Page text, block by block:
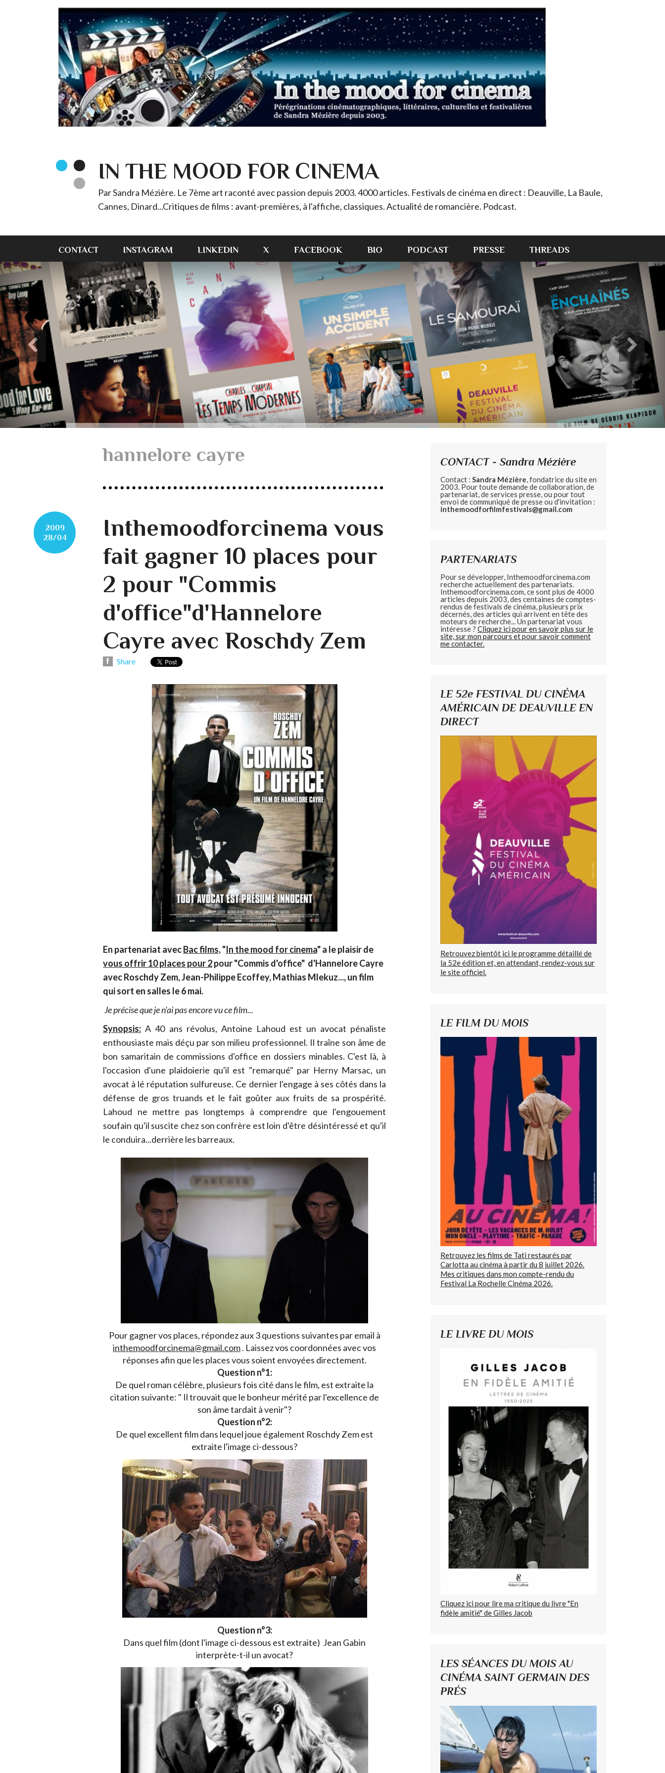
IN THE MOOD FOR CINEMA
Par Sandra Mézière. Le 7ème art raconté avec passion depuis 2003. 4000 articles. Festivals de cinéma en direct : Deauville, La Baule,
Cannes, Dinard...Critiques de films : avant-premières, à l'affiche, classiques. Actualité de romancière. Podcast.
CONTACT INSTAGRAM LINKEDIN X FACEBOOK BIO PODCAST PRESSE THREADS
hannelore cayre
2009
28/04
Inthemoodforcinema vous
fait gagner 10 places pour
2 pour "Commis
d'office"d'Hannelore
Cayre avec Roschdy Zem
Share
En partenariat avecBac films, "In the mood for cinema" a le plaisir de
vous offrir 10 places pour 2pour "Commis d'office" d'Hannelore Cayre
avec Roschdy Zem, Jean-Philippe Ecoffey, Mathias Mlekuz..., un film
qui sort en salles le 6 mai.
Je précise que je n'ai pas encore vu ce film...
Synopsis: A 40 ans révolus, Antoine Lahoud est un avocat pénaliste
enthousiaste mais déçu par son milieu professionnel. Il traîne son âme de
bon samaritain de commissions d'office en dossiers minables. C'est là, à
l'occasion d'une plaidoierie qu'il est "remarqué" par Herny Marsac, un
avocat à lé réputation sulfureuse. Ce dernier l'engage à ses côtés dans la
défense de gros truands et le fait goûter aux fruits de sa prospérité.
Lahoud ne mettre pas longtemps à comprendre que l'engouement
soufain qu'il suscite chez son confrère est loin d'être désintéressé et qu'il
le conduira...derrière les barreaux.
Pour gagner vos places, répondez aux 3 questions suivantes par email à
inthemoodforcinema@gmail.com. Laissez vos coordonnées avec vos
réponses afin que les places vous soient envoyées directement.
Question n°1:
De quel roman célèbre, plusieurs fois cité dans le film, est extraite la
citation suivante: " Il trouvait que le bonheur mérité par l'excellence de
son âme tardait à venir"?
Question n°2:
De quel excellent film dans lequel joue également Roschdy Zem est
extraite l'image ci-dessous?
Question n°3:
Dans quel film (dont l'image ci-dessous est extraite) Jean Gabin
interprète-t-il un avocat?
CONTACT - Sandra Mézière
Contact : Sandra Mézière, fondatrice du site en
2003. Pour toute demande de collaboration, de
partenariat, de services presse, ou pour tout
envoi de communiqué de presse ou d'invitation :
inthemoodforfilmfestivals@gmail.com
PARTENARIATS
Pour se développer, Inthemoodforcinema.com
recherche actuellement des partenariats.
Inthemoodforcinema.com, ce sont plus de 4000
articles depuis 2003, des centaines de comptes-
rendus de festivals de cinéma, plusieurs prix
décernés, des articles qui arrivent en tête des
moteurs de recherche... Un partenariat vous
intéresse ? Cliquez ici pour en savoir plus sur le
site, sur mon parcours et pour savoir comment
me contacter.
LE 52e FESTIVAL DU CINÉMA
AMÉRICAIN DE DEAUVILLE EN
DIRECT
Retrouvez bientôt ici le programme détaillé de
la 52e édition et, en attendant, rendez-vous sur
le site officiel.
LE FILM DU MOIS
Retrouvez les films de Tati restaurés par
Carlotta au cinéma à partir du 8 juillet 2026.
Mes critiques dans mon compte-rendu du
Festival La Rochelle Cinéma 2026.
LE LIVRE DU MOIS
Cliquez ici pour lire ma critique du livre "En
fidèle amitié" de Gilles Jacob
LES SÉANCES DU MOIS AU
CINÉMA SAINT GERMAIN DES
PRÉS